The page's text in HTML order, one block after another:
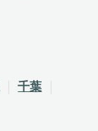
千葉